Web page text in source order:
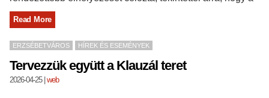
Read More
ERZSÉBETVÁROS HÍREK ÉS ESEMÉNYEK
Tervezzük együtt a Klauzál teret
2026-04-25|web